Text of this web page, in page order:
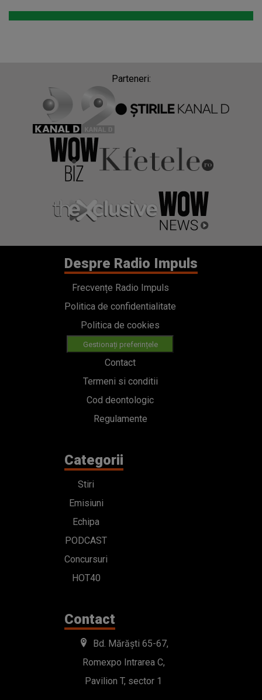
Parteneri:
Despre Radio Impuls
Frecvențe Radio Impuls
Politica de confidentialitate
Politica de cookies
Gestionați preferințele
Contact
Termeni si conditii
Cod deontologic
Regulamente
Categorii
Stiri
Emisiuni
Echipa
PODCAST
Concursuri
HOT40
Contact
Bd. Mărăști 65-67,
Romexpo Intrarea C,
Pavilion T, sector 1